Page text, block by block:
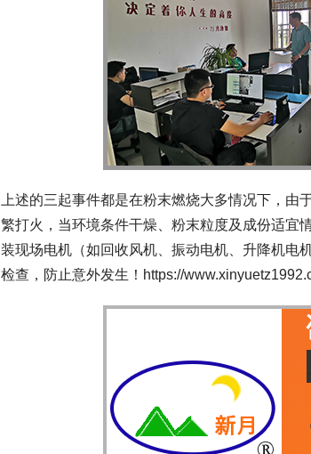
上述的三起事件都是在粉末燃烧大多情况下，
繁打火，当环境条件干燥、粉末粒度及成份适宜
装现场电机（如回收风机、振动电机、升降机电
检查，防止意外发生！https://